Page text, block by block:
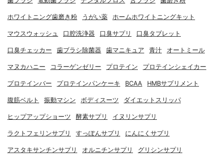
ホワイトニング歯磨き粉 うがい薬 ホームホワイトニングキット
マウスウォッシュ 口腔洗浄器 口臭サプリ 口臭タブレット
口臭チェッカー 歯ブラシ除菌器 歯マニキュア 青汁 オートミール
マヌカハニー コラーゲンゼリー プロテイン プロテインシェイカー
プロテインバー プロテインパンケーキ BCAA HMBサプリメント
腹筋ベルト 振動マシン ボディスーツ ダイエットスリッパ
ヒップアップショーツ 酵素サプリ イヌリンサプリ
ラクトフェリンサプリ すっぽんサプリ にんにくサプリ
アスタキサンチンサプリ オルニチンサプリ グリシンサプリ